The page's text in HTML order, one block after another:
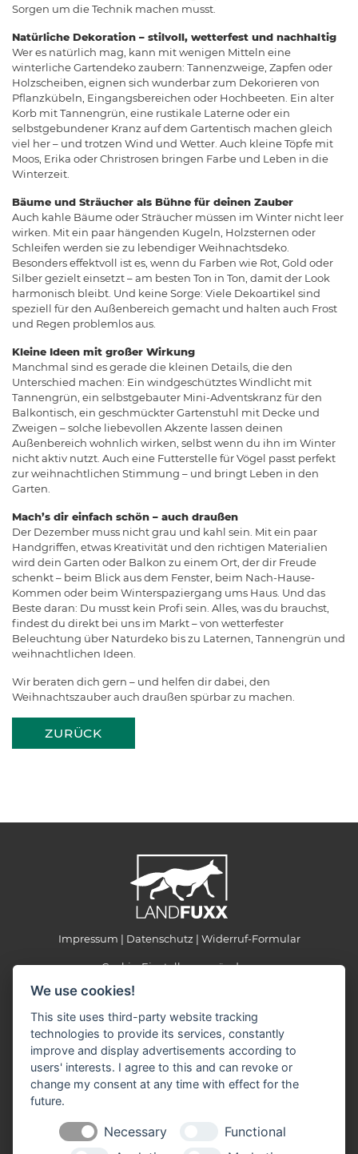
Sorgen um die Technik machen musst.
Natürliche Dekoration – stilvoll, wetterfest und nachhaltig
Wer es natürlich mag, kann mit wenigen Mitteln eine
winterliche Gartendeko zaubern: Tannenzweige, Zapfen oder
Holzscheiben, eignen sich wunderbar zum Dekorieren von
Pflanzkübeln, Eingangsbereichen oder Hochbeeten. Ein alter
Korb mit Tannengrün, eine rustikale Laterne oder ein
selbstgebundener Kranz auf dem Gartentisch machen gleich
viel her – und trotzen Wind und Wetter. Auch kleine Töpfe mit
Moos, Erika oder Christrosen bringen Farbe und Leben in die
Winterzeit.
Bäume und Sträucher als Bühne für deinen Zauber
Auch kahle Bäume oder Sträucher müssen im Winter nicht leer
wirken. Mit ein paar hängenden Kugeln, Holzsternen oder
Schleifen werden sie zu lebendiger Weihnachtsdeko.
Besonders effektvoll ist es, wenn du Farben wie Rot, Gold oder
Silber gezielt einsetzt – am besten Ton in Ton, damit der Look
harmonisch bleibt. Und keine Sorge: Viele Dekoartikel sind
speziell für den Außenbereich gemacht und halten auch Frost
und Regen problemlos aus.
Kleine Ideen mit großer Wirkung
Manchmal sind es gerade die kleinen Details, die den
Unterschied machen: Ein windgeschütztes Windlicht mit
Tannengrün, ein selbstgebauter Mini-Adventskranz für den
Balkontisch, ein geschmückter Gartenstuhl mit Decke und
Zweigen – solche liebevollen Akzente lassen deinen
Außenbereich wohnlich wirken, selbst wenn du ihn im Winter
nicht aktiv nutzt. Auch eine Futterstelle für Vögel passt perfekt
zur weihnachtlichen Stimmung – und bringt Leben in den
Garten.
Mach’s dir einfach schön – auch draußen
Der Dezember muss nicht grau und kahl sein. Mit ein paar
Handgriffen, etwas Kreativität und den richtigen Materialien
wird dein Garten oder Balkon zu einem Ort, der dir Freude
schenkt – beim Blick aus dem Fenster, beim Nach-Hause-
Kommen oder beim Winterspaziergang ums Haus. Und das
Beste daran: Du musst kein Profi sein. Alles, was du brauchst,
findest du direkt bei uns im Markt – von wetterfester
Beleuchtung über Naturdeko bis zu Laternen, Tannengrün und
weihnachtlichen Ideen.
Wir beraten dich gern – und helfen dir dabei, den
Weihnachtszauber auch draußen spürbar zu machen.
ZURÜCK
Impressum Datenschutz Widerruf-Formular
Cookie-Einstellungen ändern
Am Bahnhof 4
29549 Bad Bevensen
Telefon: +49 5821 989121
Telefax: +49 5821 989191
E-Mail:
Montag - Freitag: 8:30 - 18:00 Uhr
We use cookies!
This site uses third-party website tracking
technologies to provide its services, constantly
improve and display advertisements according to
users' interests. I agree to this and can revoke or
change my consent at any time with effect for the
future.
Necessary
Functional